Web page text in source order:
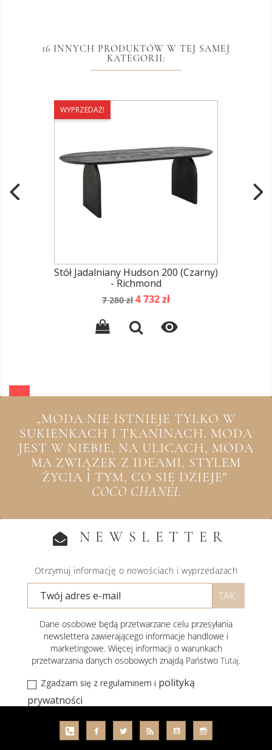
16 INNYCH PRODUKTÓW W TEJ SAMEJ
KATEGORII:
WYPRZEDAŻ!
Stół Jadalniany Hudson 200 (Czarny)
- Richmond
Cena
7 280 zł Cena
4 732 zł

„MODA NIE ISTNIEJE TYLKO W
SUKIENKACH I TKANINACH. MODA
JEST W NIEBIE, NA ULICACH, MODA
MA ZWIĄZEK Z IDEAMI, STYLEM
ŻYCIA I TYM, CO SIĘ DZIEJE"
COCO CHANEL
NEWSLETTER
Otrzymuj informację o nowościach i wyprzedażach
Dane osobowe będą przetwarzane celu przesyłania
newslettera zawierającego informacje handlowe i
marketingowe. Więcej informacji o warunkach
przetwarzania danych osobowych znajdą Państwo Tutaj.
Zgadzam się z regulaminem i polityką
prywatności